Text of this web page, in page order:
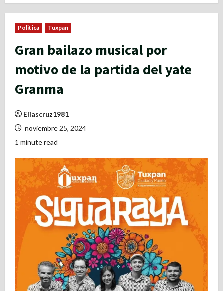
Politica Tuxpan
Gran bailazo musical por
motivo de la partida del yate
Granma
Eliascruz1981
noviembre 25, 2024
1 minute read